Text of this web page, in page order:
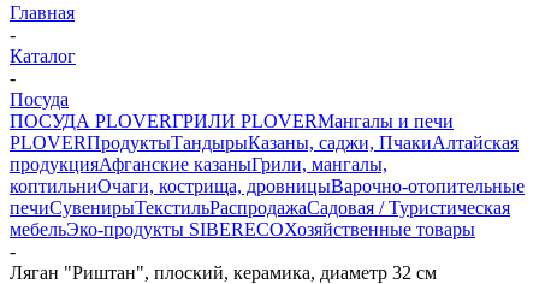
Главная
-
Каталог
-
Посуда
ПОСУДА PLOVERГРИЛИ PLOVERМангалы и печи
PLOVERПродуктыТандырыКазаны, саджи, ПчакиАлтайская
продукцияАфганские казаныГрили, мангалы,
коптильниОчаги, кострища, дровницыВарочно-отопительные
печиСувенирыТекстильРаспродажаСадовая / Туристическая
мебельЭко-продукты SIBERECOХозяйственные товары
-
Ляган "Риштан", плоский, керамика, диаметр 32 см